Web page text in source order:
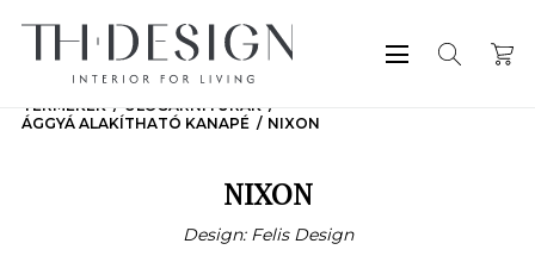
TERMÉKEK
ÜLŐGARNITÚRÁK
ÁGGYÁ ALAKÍTHATÓ KANAPÉ
NIXON
NIXON
Design: Felis Design